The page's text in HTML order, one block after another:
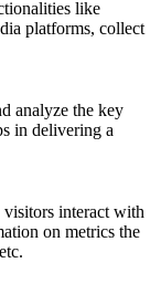
like
platforms, collect
analyze the key
in delivering a
interact with
on metrics the